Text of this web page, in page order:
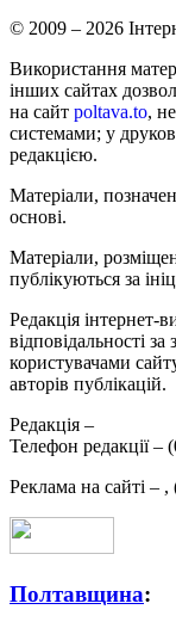
© 2009 – 2026
Використання
інших сайтах
на сайт poltava.to,
системами; у
редакцією.
Матеріали,
основі.
Матеріали,
публікуються за
Редакція
відповідальності
користувачами
авторів публікацій.
Редакція –
Телефон редакції –
Реклама на сайті – ,
Полтавщина: